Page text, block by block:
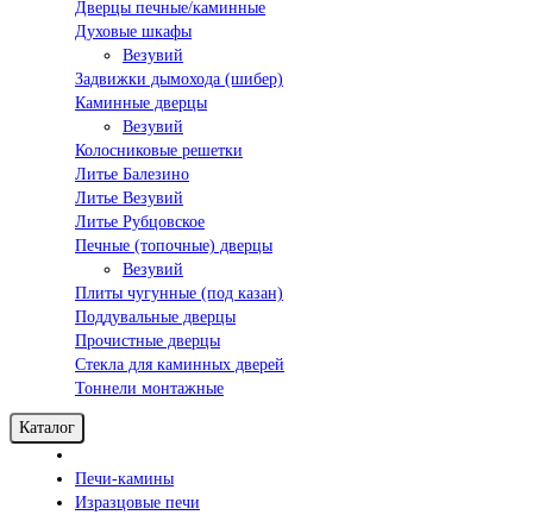
Дверцы печные/каминные
Духовые шкафы
Везувий
Задвижки дымохода (шибер)
Каминные дверцы
Везувий
Колосниковые решетки
Литье Балезино
Литье Везувий
Литье Рубцовское
Печные (топочные) дверцы
Везувий
Плиты чугунные (под казан)
Поддувальные дверцы
Прочистные дверцы
Стекла для каминных дверей
Тоннели монтажные
Каталог
Печи-камины
Изразцовые печи